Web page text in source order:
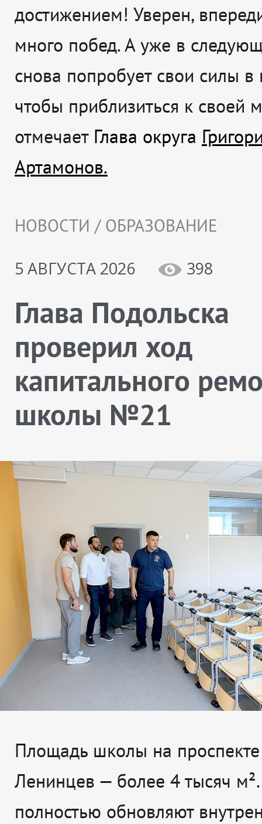
достижением! Уверен,
много побед. А уже в
снова попробует свои силы в
чтобы приблизиться к своей
отмечает Глава округа
Артамонов.
НОВОСТИ / ОБРАЗОВАНИЕ
5 АВГУСТА 2026
398
Глава Подольска
проверил ход
капитального
школы №21
Площадь школы на
Ленинцев — более 4 тысяч
полностью обновляют